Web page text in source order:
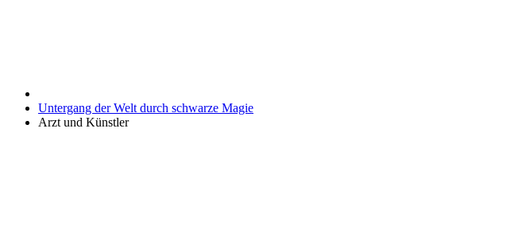
Untergang der Welt durch schwarze Magie
Arzt und Künstler